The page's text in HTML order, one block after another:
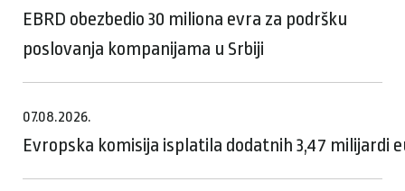
EBRD obezbedio 30 miliona evra za podršku
poslovanja kompanijama u Srbiji
07.08.2026.
Evropska komisija isplatila dodatnih 3,47 milijardi